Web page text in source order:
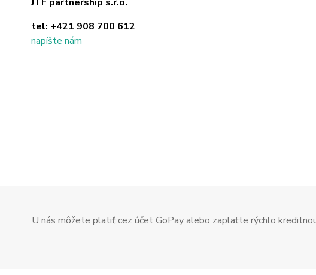
tel: +421 908 700 612
napíšte nám
U nás môžete platiť cez účet GoPay alebo zaplaťte rýchlo